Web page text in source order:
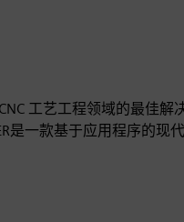
工艺工程领域的最佳解
是一款基于应用程序的